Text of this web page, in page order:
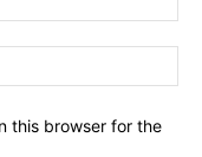
this browser for the